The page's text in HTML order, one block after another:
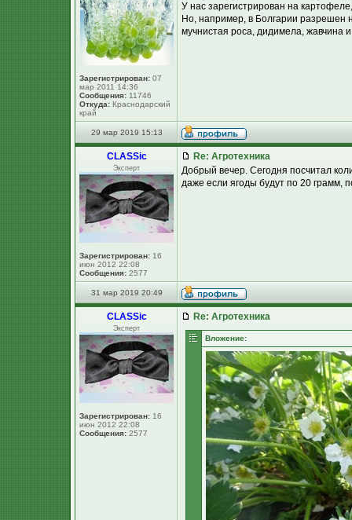
Зарегистрирован: 07
мар 2011 14:36
Сообщения: 11746
Откуда: Краснодарский
край
У нас зарегистрирован на
Но, например, в Болгарии разрешен
мучнистая роса, дидимела, жавчина
29 мар 2019 15:13
CLASSic
Эксперт
Зарегистрирован: 16
июн 2012 22:08
Сообщения: 2577
Re: Агротехника
Добрый вечер. Сегодня посчитал
даже если ягоды будут по 20 грамм,
31 мар 2019 20:49
CLASSic
Эксперт
Зарегистрирован: 16
июн 2012 22:08
Сообщения: 2577
Re: Агротехника
Вложение: